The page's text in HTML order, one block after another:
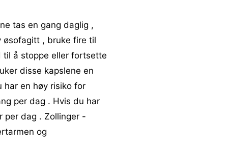
tas en gang daglig ,
øsofagitt , bruke fire til
til å stoppe eller fortsette
disse kapslene en
har en høy risiko for
per dag . Hvis du har
per dag . Zollinger -
og